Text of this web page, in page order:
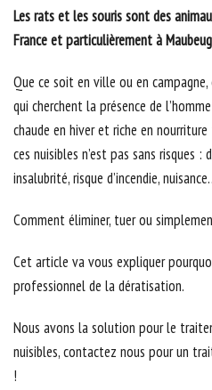
Les rats et les souris sont des
France et particulièrement à
Que ce soit en ville ou en
qui cherchent la présence de
chaude en hiver et riche en
ces nuisibles n’est pas sans risques :
insalubrité, risque d’incendie,
Comment éliminer, tuer ou
Cet article va vous expliquer
professionnel de la dératisation.
Nous avons la solution pour le
nuisibles, contactez nous pour un
!